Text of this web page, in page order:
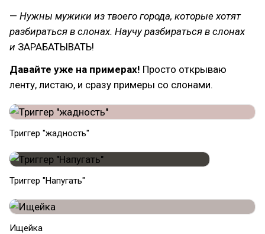
— Нужны мужики из твоего города, которые хотят
разбираться в слонах. Научу разбираться в слонах
и ЗАРАБАТЫВАТЬ!
Давайте уже на примерах! Просто открываю
ленту, листаю, и сразу примеры со слонами.
Триггер "жадность"
Триггер "Напугать"
Ищейка